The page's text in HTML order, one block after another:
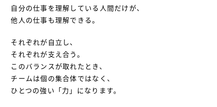
自分の仕事を理解している人間だけが、
他人の仕事も理解できる。
それぞれが自立し、
それぞれが支え合う。
このバランスが取れたとき、
チームは個の集合体ではなく、
ひとつの強い「力」になります。